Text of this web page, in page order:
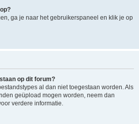
ga je naar het gebruikerspaneel en klik je op
op dit forum?
al dan niet toegestaan worden. Als
geüpload mogen worden, neem dan
verdere informatie.